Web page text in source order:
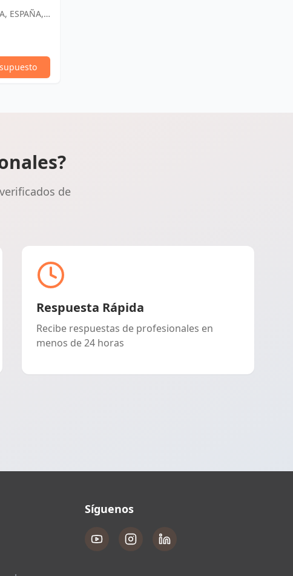
ESPAÑA,
de
Respuesta Rápida
Recibe respuestas de profesionales en
menos de 24 horas
Síguenos